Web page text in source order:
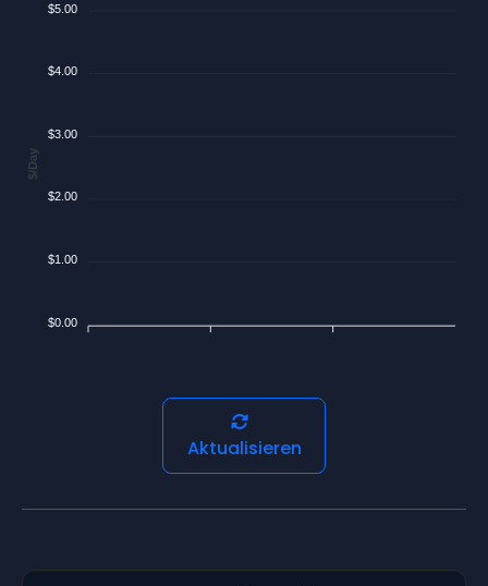
$5.00
$4.00
$3.00
$2.00
$1.00
$0.00
$/Day
Aktualisieren